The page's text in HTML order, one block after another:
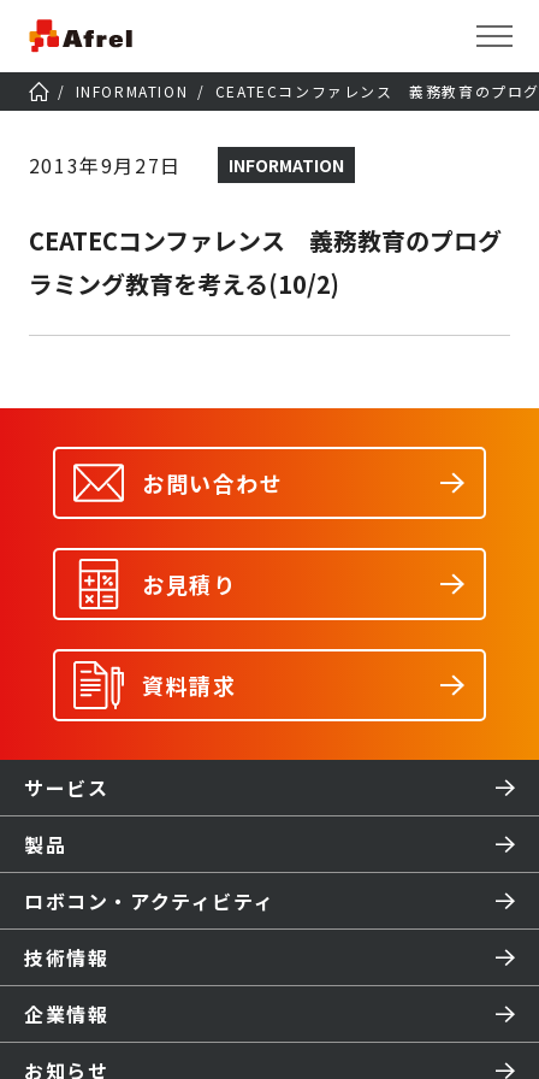
INFORMATION CEATECコンファレンス 義務教育のプロ
2013年9月27日 INFORMATION
CEATECコンファレンス 義務教育のプログ
ラミング教育を考える(10/2)
お問い合わせ
お見積り
資料請求
サービス
製品
ロボコン・アクティビティ
技術情報
企業情報
お知らせ